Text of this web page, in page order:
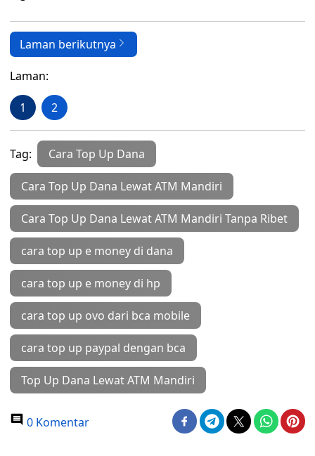
Laman berikutnya
Laman:
1 2
Tag: Cara Top Up Dana
Cara Top Up Dana Lewat ATM Mandiri
Cara Top Up Dana Lewat ATM Mandiri Tanpa Ribet
cara top up e money di dana
cara top up e money di hp
cara top up ovo dari bca mobile
cara top up paypal dengan bca
Top Up Dana Lewat ATM Mandiri
0 Komentar